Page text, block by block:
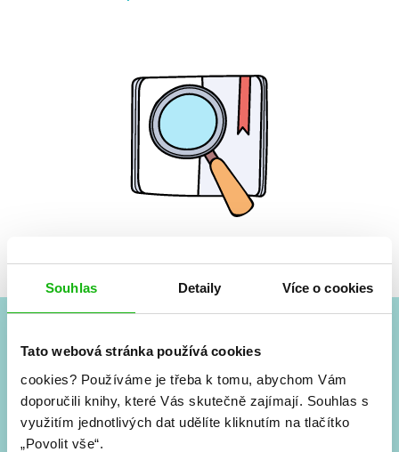
Souhlas Detaily Více o cookies
Tato webová stránka používá cookies
cookies? Používáme je třeba k tomu, abychom Vám
doporučili knihy, které Vás skutečně zajímají. Souhlas s
využitím jednotlivých dat udělíte kliknutím na tlačítko
„Povolit vše“.
#HumbookNews
Vše kolem #youngadult každý měsíc rovnou do mailu!
Nové knihy, co se chystá, kvízy, soutěže, autoři, filmové
a seriálové adaptace a další.